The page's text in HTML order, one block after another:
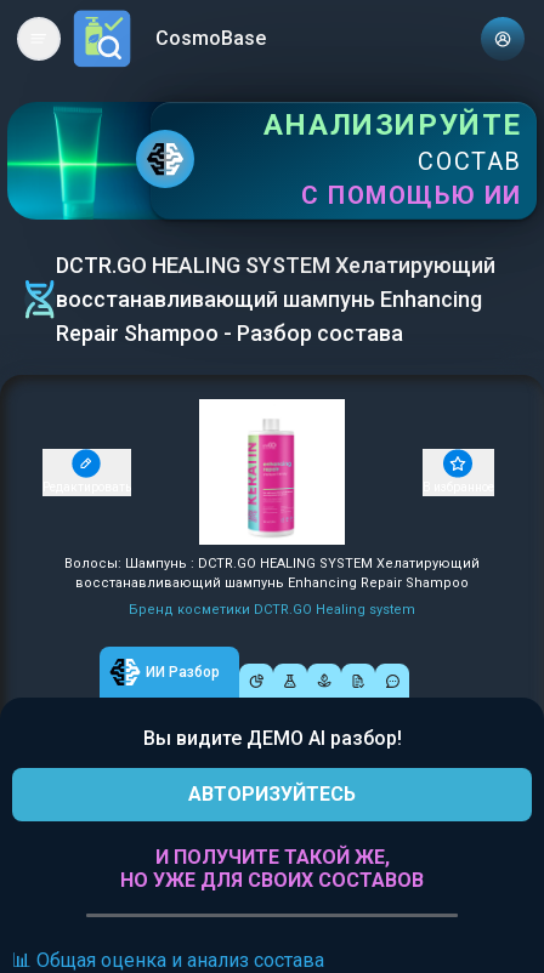
Open main menuCosmoBase
АНАЛИЗИРУЙТЕ
СОСТАВ
С ПОМОЩЬЮ ИИ
DCTR.GO HEALING SYSTEM Хелатирующий
восстанавливающий шампунь Enhancing
Repair Shampoo - Разбор состава
Волосы: Шампунь : DCTR.GO HEALING SYSTEM Хелатирующий
восстанавливающий шампунь Enhancing Repair Shampoo
Бренд косметики DCTR.GO Healing system
ИИ Разбор
Вы видите ДЕМО AI разбор!
АВТОРИЗУЙТЕСЬ
И ПОЛУЧИТЕ ТАКОЙ ЖЕ,
НО УЖЕ ДЛЯ СВОИХ СОСТАВОВ
📊 Общая оценка и анализ состава